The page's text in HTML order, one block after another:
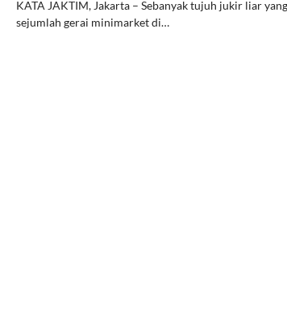
KATA JAKTIM, Jakarta – Sebanyak tujuh jukir liar
sejumlah gerai minimarket di…